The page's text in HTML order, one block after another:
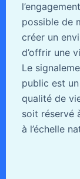
possible de
créer un
d’offrir une
Le
public est
qualité de
soit réservé
à l’échelle